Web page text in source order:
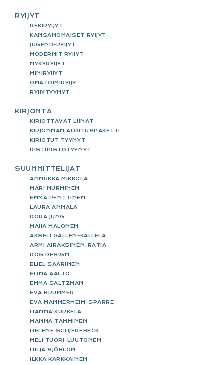
RYIJYT
REKIRYIJYT
KANSANOMAISET RYIJYT
JUGEND-RYIJYT
MODERNIT RYIJYT
NYKYRYIJYT
MINIRYIJYT
OMATOIMIRYIJY
RYIJYTYYNYT
KIRJONTA
KIRJOTTAVAT LIINAT
KIRJONNAN ALOITUSPAKETTI
KIRJOTUT TYYNYT
RISTIPISTOTYYNYT
SUUNNITTELIJAT
ANNUKKA MIKKOLA
MARI NURMINEN
EMMA PENTTINEN
LAURA ANNALA
DORA JUNG
MAIJA HALONEN
AKSELI GALLEN-KALLELA
ARMI AIRAKSINEN-RATIA
DOG DESIGN
ELIEL SAARINEN
ELINA AALTO
EMMA SALTZMAN
EVA BRUMMER
EVA MANNERHEIM-SPARRE
HANNA KURKELA
HANNA TAMMINEN
HELENE SCHJERFBECK
HELI TUORI-LUUTONEN
HILJA SJÖBLOM
ILKKA KÄRKKÄINEN